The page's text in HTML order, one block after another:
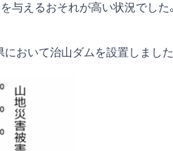
与えるおそれが高い状況でした。
おいて治山ダムを設置しました